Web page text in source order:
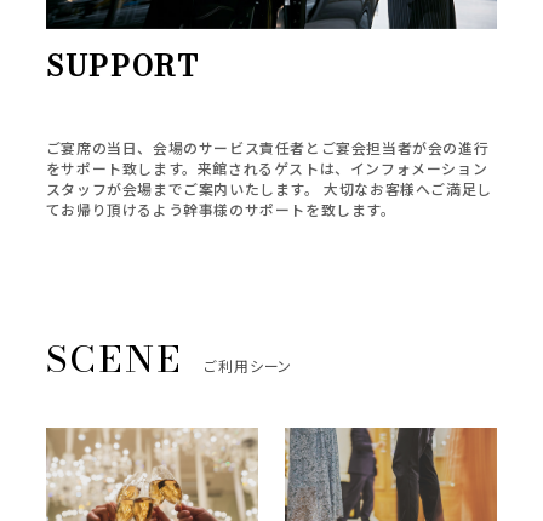
SUPPORT
ご宴席の当日、会場のサービス責任者とご宴会担当者が会の進行
をサポート致します。来館されるゲストは、インフォメーション
スタッフが会場までご案内いたします。 大切なお客様へご満足し
てお帰り頂けるよう幹事様のサポートを致します。
ご利用シーン